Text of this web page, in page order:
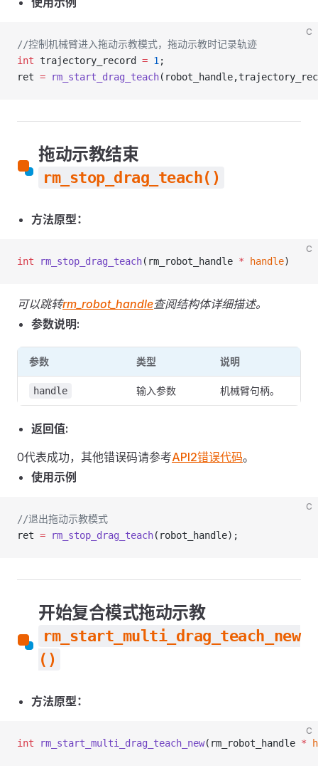
C
//控制机械臂进入拖动示教模式，拖动示教时记录轨迹
int trajectory_record = 1 ;
ret = rm_start_drag_teach
拖动示教结束
rm_stop_drag_teach()
方法原型：
C
int rm_stop_drag_teach(rm_robot_handle * handle)
可以跳转rm_robot_handle查阅结构体详细描述。
参数说明:
参数 类型 说明
handle 输入参数 机械臂句柄。
返回值:
0代表成功，其他错误码请参考API2错误代码。
使用示例
C
//退出拖动示教模式
ret = rm_stop_drag_teach(robot_handle);
开始复合模式拖动示教
rm_start_multi_drag_teach_new
()
方法原型：
C
int rm_start_multi_drag_teach_new(rm_robot_handle *